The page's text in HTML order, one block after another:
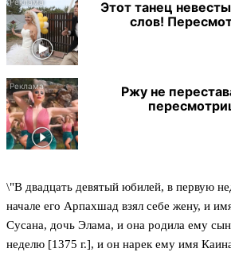
Этот танец
слов!
Ржу не
\"В двадцать девятый юбилей, в первую
начале его Арпахшад взял себе жену, и
Сусана, дочь Элама, и она родила ему
неделю [1375 г.], и он нарек ему имя